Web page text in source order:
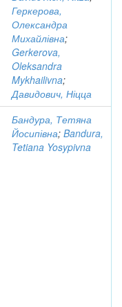
Геркерова,
Олександра
Михайлівна;
Gerkerova,
Oleksandra
Mykhailivna;
Давидович, Ніцца
Бандура, Тетяна
Йосипівна; Bandura,
Tetiana Yosypivna